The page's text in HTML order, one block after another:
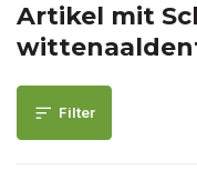
Artikel mit
Filter